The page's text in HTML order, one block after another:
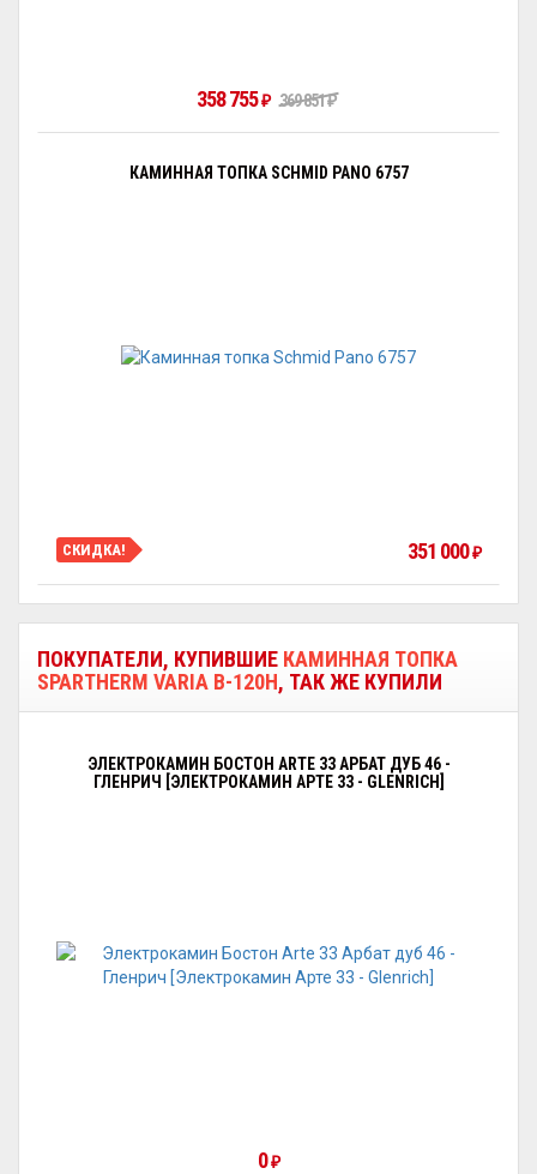
358 755 ₽ 369 851₽
КАМИННАЯ ТОПКА SCHMID PANO 6757
СКИДКА! 351 000 ₽
ПОКУПАТЕЛИ, КУПИВШИЕ КАМИННАЯ ТОПКА
SPARTHERM VARIA B-120H, ТАК ЖЕ КУПИЛИ
ЭЛЕКТРОКАМИН БОСТОН ARTE 33 АРБАТ ДУБ 46 -
ГЛЕНРИЧ [ЭЛЕКТРОКАМИН АРТЕ 33 - GLENRICH]
0 ₽